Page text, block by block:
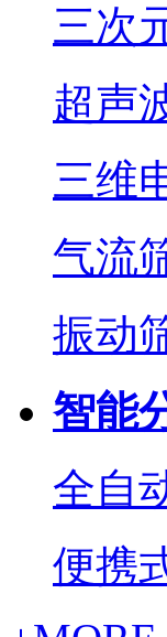
三次
超声
三维
气流
振动
智能
全自
便携